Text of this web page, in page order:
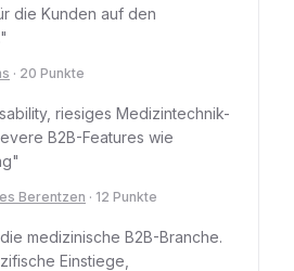
die Kunden auf den
"
· 20 Punkte
riesiges Medizintechnik-
B2B-Features wie
"
Berentzen · 12 Punkte
medizinische B2B-Branche.
Einstiege,